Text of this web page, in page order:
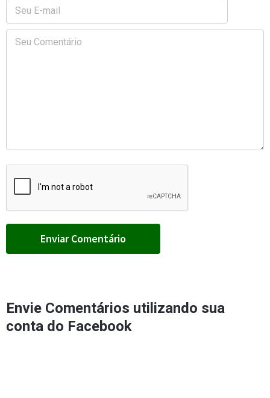
Envie Comentários utilizando sua
conta do Facebook